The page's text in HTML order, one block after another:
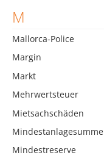
M
Mallorca-Police
Margin
Markt
Mehrwertsteuer
Mietsachschäden
Mindestanlagesumme
Mindestreserve